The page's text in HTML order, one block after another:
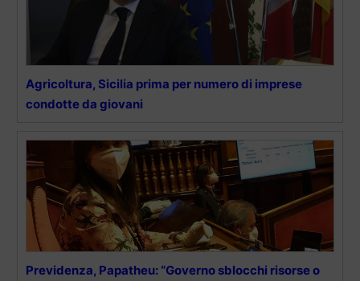
Agricoltura, Sicilia prima per numero di imprese
condotte da giovani
Previdenza, Papatheu: “Governo sblocchi risorse o